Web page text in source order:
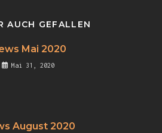
AUCH GEFALLEN
Mai 2020
Mai 31, 2020
August 2020